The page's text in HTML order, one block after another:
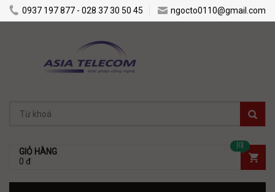
0937 197 877 - 028 37 30 50 45 ngocto0110@gmail.com
GIỎ HÀNG
0 đ
[0]